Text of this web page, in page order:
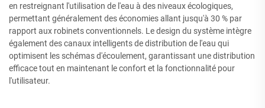
en restreignant l'utilisation de l'eau à des niveaux écologiques,
permettant généralement des économies allant jusqu'à 30 % par
rapport aux robinets conventionnels. Le design du système intègre
également des canaux intelligents de distribution de l'eau qui
optimisent les schémas d'écoulement, garantissant une distribution
efficace tout en maintenant le confort et la fonctionnalité pour
l'utilisateur.